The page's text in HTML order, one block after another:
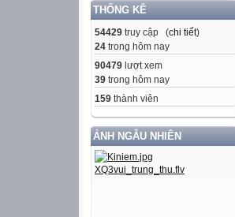
THỐNG KÊ
54429 truy cập (chi tiết)
24 trong hôm nay
90479 lượt xem
39 trong hôm nay
159 thành viên
ẢNH NGẪU NHIÊN